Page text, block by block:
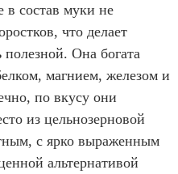
состав муки не
что делает
Она богата
магнием, железом и
по вкусу они
из цельнозерновой
с ярко выраженным
альтернативой